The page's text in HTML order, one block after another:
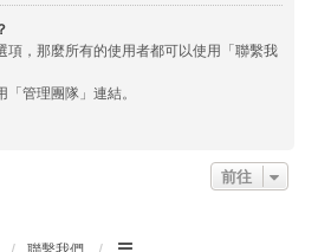
項，那麼所有的使用者都可以使用「聯繫我
管理團隊」連結。
前往